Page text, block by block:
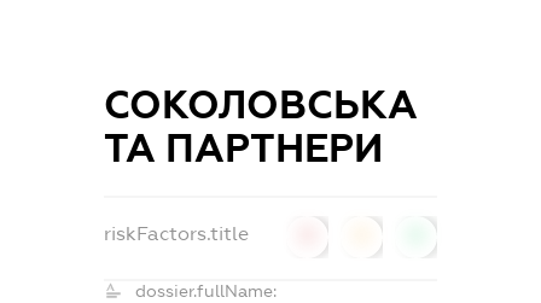
СОКОЛОВСЬКА
ТА ПАРТНЕРИ
riskFactors.title
dossier.fullName: